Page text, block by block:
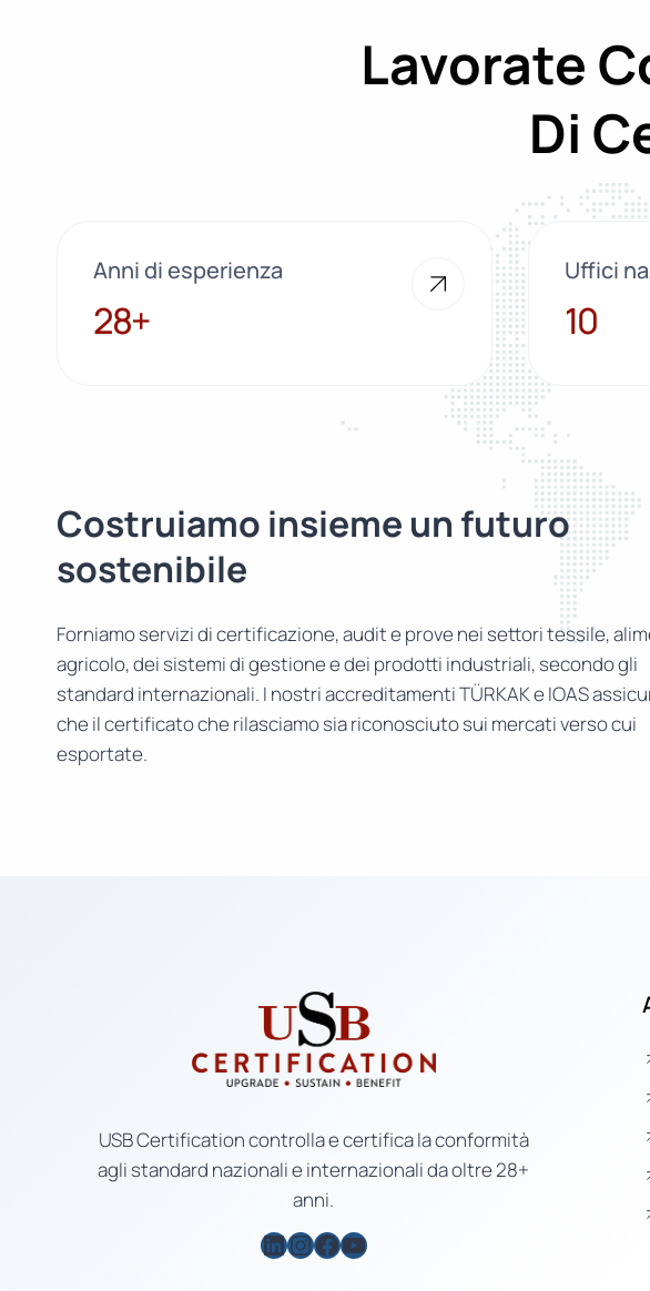
Lavorate
Di
Anni di esperienza
28+
28+
Uffici
10
10
Costruiamo insieme un futuro
sostenibile
Forniamo servizi di certificazione, audit e prove nei settori tessile,
agricolo, dei sistemi di gestione e dei prodotti industriali, secondo gli
standard internazionali. I nostri accreditamenti TÜRKAK e IOAS
che il certificato che rilasciamo sia riconosciuto sui mercati verso cui
esportate.
USB Certification controlla e certifica la conformità
agli standard nazionali e internazionali da oltre 28+
anni.
LinkedIn
Instagram
Facebook
YouTube